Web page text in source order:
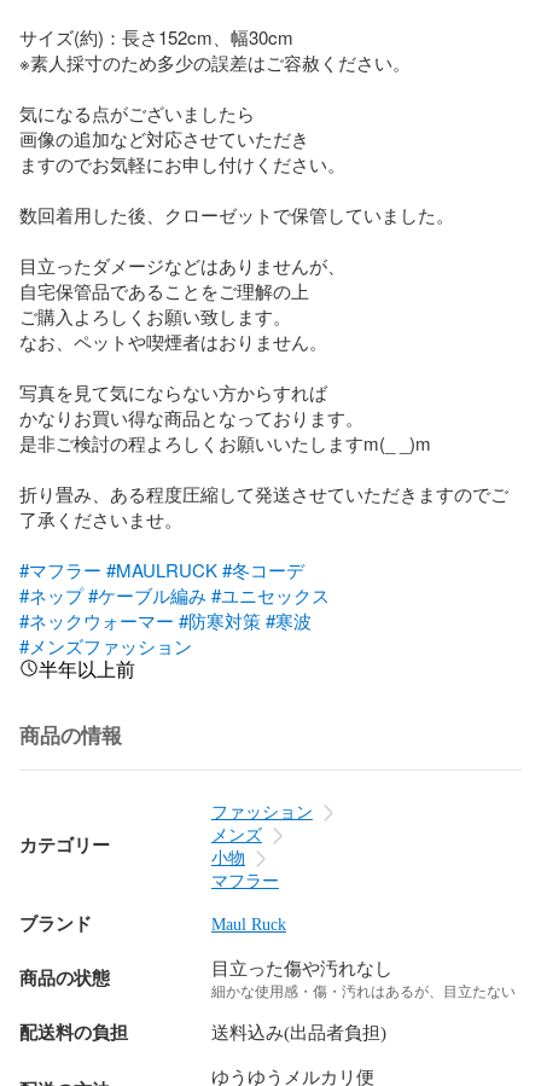
サイズ(約)：長さ152cm、幅30cm
※素人採寸のため多少の誤差はご容赦ください。
気になる点がございましたら
画像の追加など対応させていただき
ますのでお気軽にお申し付けください。
数回着用した後、クローゼットで保管していました。
目立ったダメージなどはありませんが、
自宅保管品であることをご理解の上
ご購入よろしくお願い致します。
なお、ペットや喫煙者はおりません。
写真を見て気にならない方からすれば
かなりお買い得な商品となっております。
是非ご検討の程よろしくお願いいたしますm(_ _)m
折り畳み、ある程度圧縮して発送させていただきますのでご
了承くださいませ。
#マフラー #MAULRUCK#冬コーデ
#ネップ#ケーブル編み #ユニセックス
#ネックウォーマー #防寒対策#寒波
#メンズファッション
半年以上前
商品の情報
カテゴリー
ファッション
メンズ
小物
マフラー
ブランド Maul Ruck
商品の状態 目立った傷や汚れなし
細かな使用感・傷・汚れはあるが、目立たない
配送料の負担 送料込み(出品者負担)
ゆうゆうメルカリ便